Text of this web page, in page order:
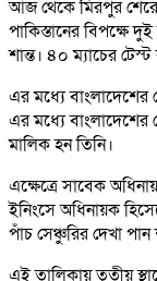
আজ থেকে মিরপুর শেরে
পাকিস্তানের বিপক্ষে
শান্ত। ৪০ ম্যাচের
এর মধ্যে বাংলাদেশের
এর মধ্যে বাংলাদেশের
মালিক হন তিনি।
এক্ষেত্রে সাবেক
ইনিংসে অধিনায়ক
পাঁচ সেঞ্চুরির দেখা পান
এই তালিকায় তৃতীয়